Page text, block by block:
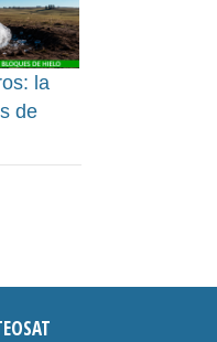
la
de